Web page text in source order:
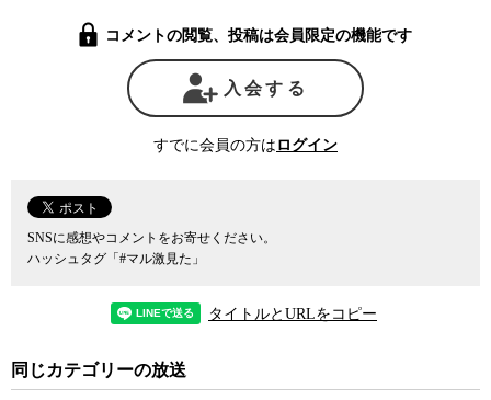
しかし、そうした中、内閣府が「官邸の最高レベルが言っている
こと」、「これは総理のご意向」などの文言を使い、許認可権を持
つ文科省に認可を急ぐよう催促する働きかけを行っていたことを裏
付ける内部文書が流出し、獣医学部の許認可への首相官邸の関与の
向」によって、本来であれば認可されるべきではない獣医学部の新
設が、政治の力を背景にごり押しされたことになる。しかも、許認
可を申請している運営者側のトップは首相自らが「腹心の友」と呼
んで憚らない大親友だ。首相自身が直接これを命じたかどうかはわ
たことは紛れもない事実となる。特に今回は、土地の取得や助成金
ている。しかも、大学は一度認可されれば毎年、私学助成金の名目
で多額の税金が投入されることになる。不要の獣医学部が作られた
コメントの閲覧、投稿は会員限定の機能です
入会する
すでに会員の方は ログイン
SNSに感想やコメントをお寄せください。
ハッシュタグ「#マル激見た」
タイトルとURLをコピー
同じカテゴリーの放送